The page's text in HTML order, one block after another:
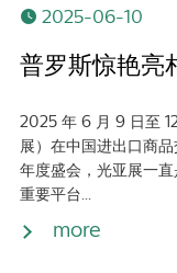
2025-06-10
普罗斯惊艳亮
2025 年 6 月 9 日至
展）在中国进出口商
年度盛会，光亚展一
重要平台...
more